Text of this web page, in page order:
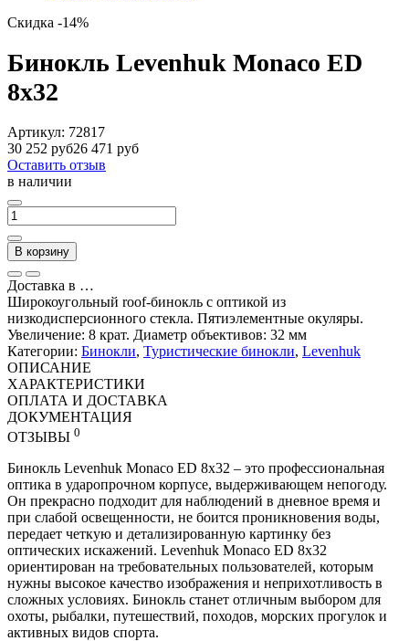
Скидка -14%
Бинокль Levenhuk Monaco ED
8x32
Артикул: 72817
30 252 руб26 471 руб
Оставить отзыв
в наличии
В корзину
Доставка в …
Широкоугольный roof-бинокль с оптикой из
низкодисперсионного стекла. Пятиэлементные окуляры.
Увеличение: 8 крат. Диаметр объективов: 32 мм
Категории: Бинокли, Туристические бинокли, Levenhuk
ОПИСАНИЕ
ХАРАКТЕРИСТИКИ
ОПЛАТА И ДОСТАВКА
ДОКУМЕНТАЦИЯ
ОТЗЫВЫ 0
Бинокль Levenhuk Monaco ED 8x32 – это профессиональная
оптика в ударопрочном корпусе, выдерживающем непогоду.
Он прекрасно подходит для наблюдений в дневное время и
при слабой освещенности, не боится проникновения воды,
передает четкую и детализированную картинку без
оптических искажений. Levenhuk Monaco ED 8x32
ориентирован на требовательных пользователей, которым
нужны высокое качество изображения и неприхотливость в
сложных условиях. Бинокль станет отличным выбором для
охоты, рыбалки, путешествий, походов, морских прогулок и
активных видов спорта.